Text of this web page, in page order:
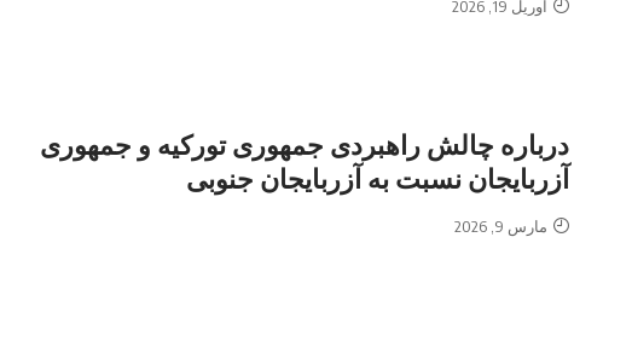
آوریل 19, 2026
درباره چالش راهبردی جمهوری تورکیه و جمهوری
آزربایجان نسبت به آزربایجان جنوبی
مارس 9, 2026